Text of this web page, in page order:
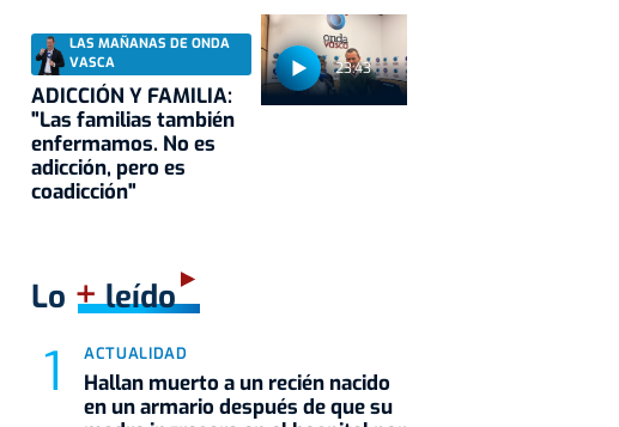
23:43
LAS MAÑANAS DE ONDA
VASCA
ADICCIÓN Y FAMILIA:
"Las familias también
enfermamos. No es
adicción, pero es
coadicción"
Lo +leído
ACTUALIDAD
Hallan muerto a un recién nacido
en un armario después de que su